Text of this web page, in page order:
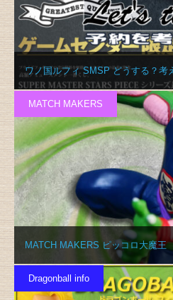
ワノ国ルフィ SMSP どうする？考
MATCH MAKERS
MATCH MAKERS ピッコロ大魔王
Dragonball info